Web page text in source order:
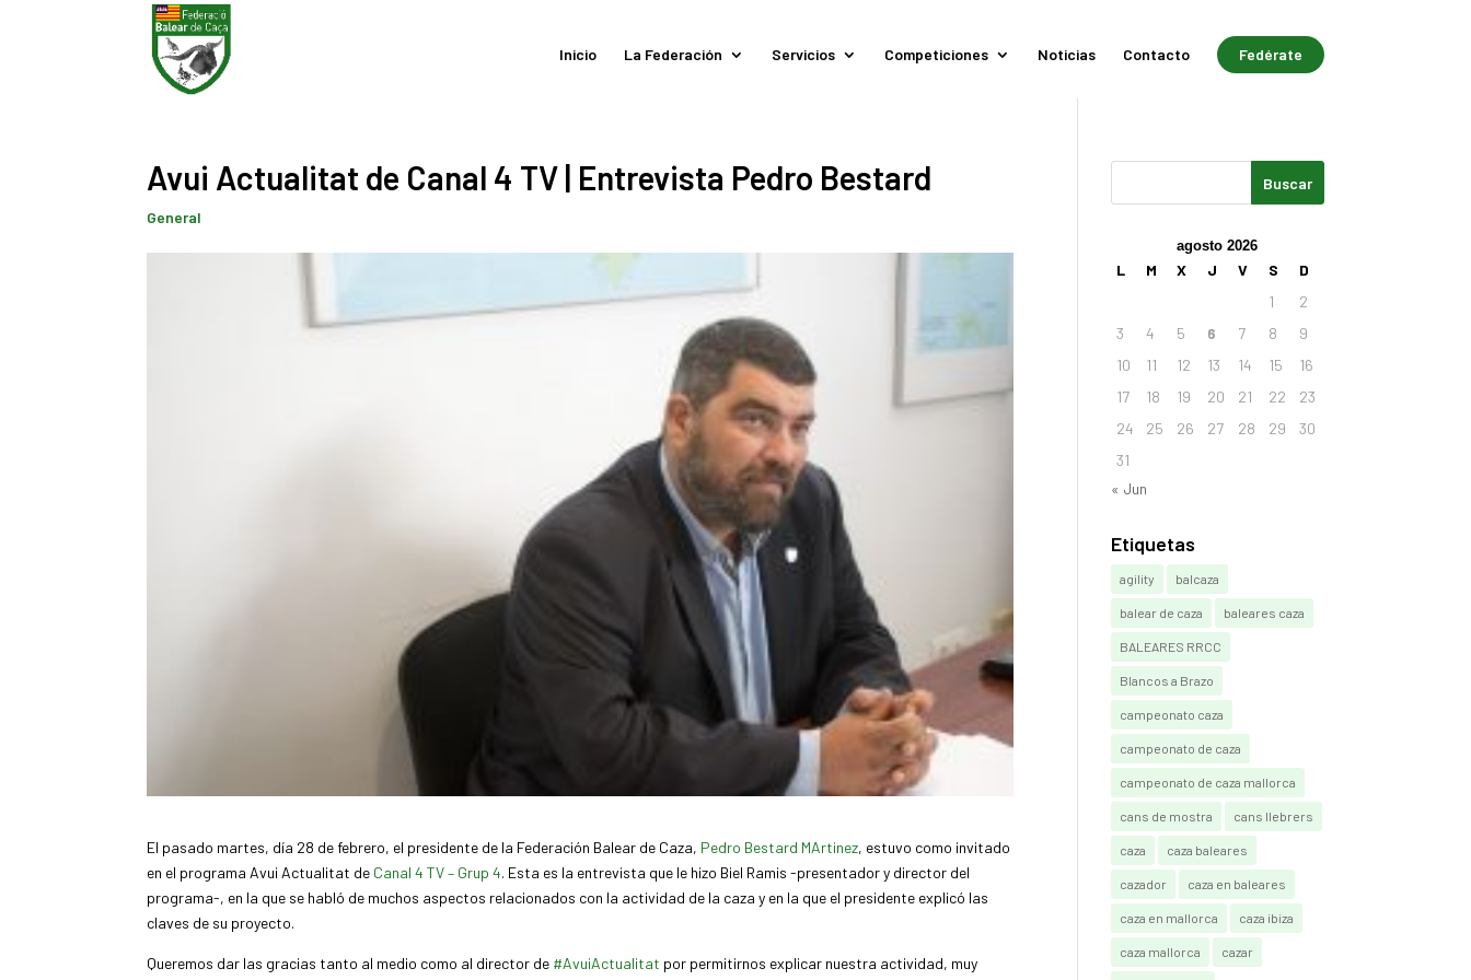
Inicio La Federación Servicios Competiciones Noticias Contacto Fedérate
Avui Actualitat de Canal 4 TV | Entrevista Pedro Bestard
General
El pasado martes, día 28 de febrero, el presidente de la Federación Balear de Caza, Pedro Bestard MArtinez, estuvo como invitado
en el programa Avui Actualitat de Canal 4 TV – Grup 4. Esta es la entrevista que le hizo Biel Ramis -presentador y director del
programa-, en la que se habló de muchos aspectos relacionados con la actividad de la caza y en la que el presidente explicó las
claves de su proyecto.
Queremos dar las gracias tanto al medio como al director de #AvuiActualitat por permitirnos explicar nuestra actividad, muy
agosto 2026
L M X J V S
D
1
2
3
4 5 6 7 8
9
10
11 12 13 14 15
16
17
18 19 20 21 22
23
24
25 26 27 28 29
30
31
« Jun
Etiquetas
agility balcaza
balear de caza baleares caza
BALEARES RRCC
Blancos a Brazo
campeonato caza
campeonato de caza
campeonato de caza mallorca
cans de mostra cans llebrers
caza caza baleares
cazador caza en baleares
caza en mallorca caza ibiza
caza mallorca cazar